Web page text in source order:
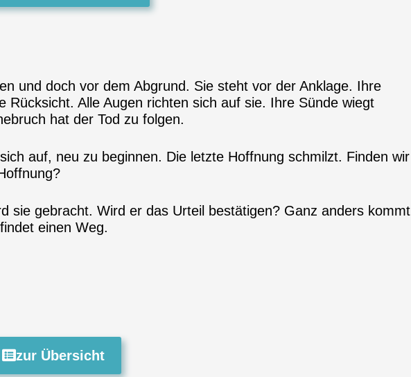
und doch vor dem Abgrund. Sie steht vor der Anklage. Ihre
Alle Augen richten sich auf sie. Ihre Sünde wiegt
hat der Tod zu folgen.
auf, neu zu beginnen. Die letzte Hoffnung schmilzt. Finden wir
sie gebracht. Wird er das Urteil bestätigen? Ganz anders kommt
einen Weg.
zur Übersicht